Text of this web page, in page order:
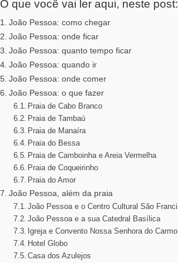
O que você vai ler aqui, neste post:
João Pessoa: como chegar
João Pessoa: onde ficar
João Pessoa: quanto tempo ficar
João Pessoa: quando ir
João Pessoa: onde comer
João Pessoa: o que fazer
Praia de Cabo Branco
Praia de Tambaú
Praia de Manaíra
Praia do Bessa
Praia de Camboinha e Areia Vermelha
Praia de Coqueirinho
Praia do Amor
João Pessoa, além da praia
João Pessoa e o Centro Cultural São
João Pessoa e a sua Catedral Basílica
Igreja e Convento Nossa Senhora do Carmo
Hotel Globo
Casa dos Azulejos